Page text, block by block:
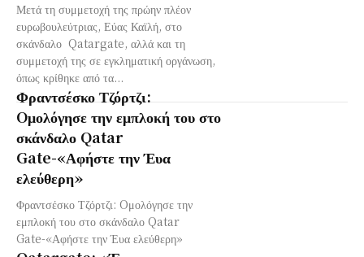
Μετά τη συμμετοχή της πρώην πλέον
ευρωβουλεύτριας, Εύας Καϊλή, στο
σκάνδαλο Qatargate, αλλά και τη
συμμετοχή της σε εγκληματική οργάνωση,
όπως κρίθηκε από τα...
Φραντσέσκο Τζόρτζι:
Oμολόγησε την εμπλοκή του στο
σκάνδαλο Qatar
Gate-«Αφήστε την Έυα
ελεύθερη»
Φραντσέσκο Τζόρτζι: Oμολόγησε την
εμπλοκή του στο σκάνδαλο Qatar
Gate-«Αφήστε την Έυα ελεύθερη»